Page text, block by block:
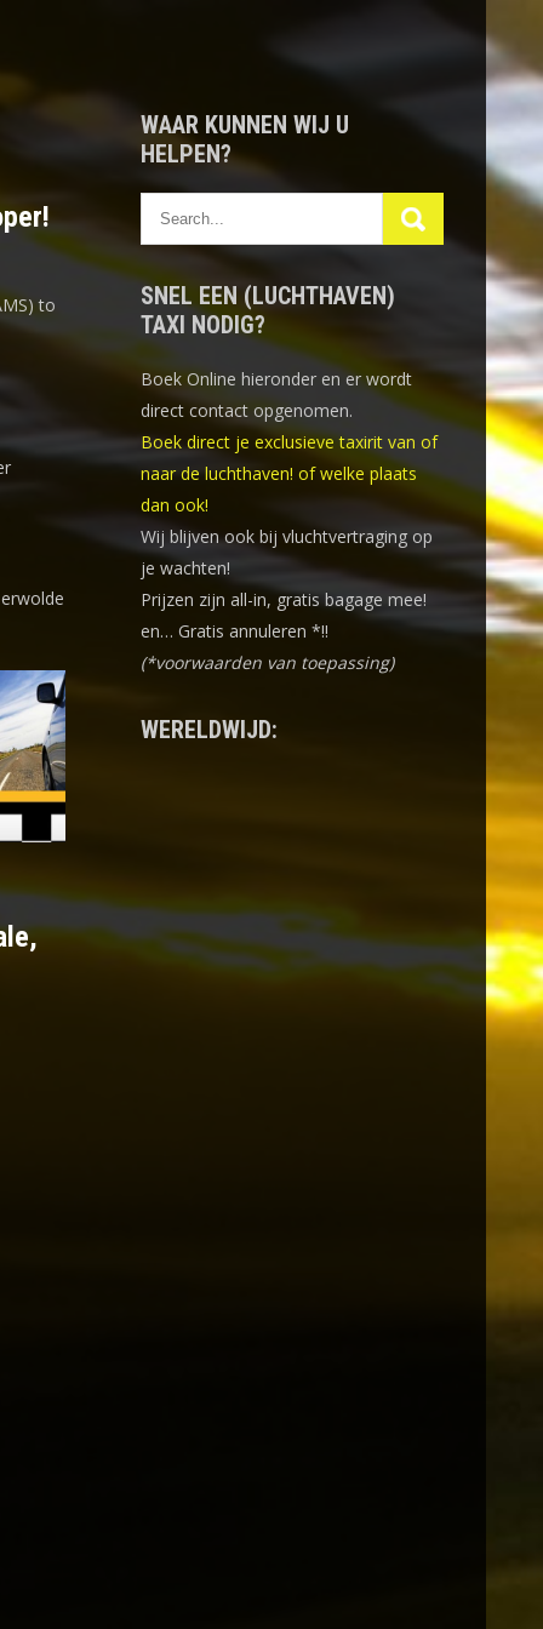
to
WAAR KUNNEN WIJ U
HELPEN?
SNEL EEN (LUCHTHAVEN)
TAXI NODIG?
Boek Online hieronder en er wordt
direct contact opgenomen.
Boek direct je exclusieve taxirit van of
naar de luchthaven! of welke plaats
dan ook!
Wij blijven ook bij vluchtvertraging op
je wachten!
Prijzen zijn all-in, gratis bagage mee!
en… Gratis annuleren *!!
(*voorwaarden van toepassing)
WERELDWIJD: